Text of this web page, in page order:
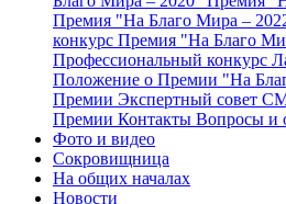
Премия "На Благо Мира –
конкурс Премия "На Благо
Профессиональный конкурс
Положение о Премии "На
Премии Экспертный совет
Премии Контакты Вопросы и
Фото и видео
Сокровищница
На общих началах
Новости